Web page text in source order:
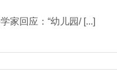
家回应：“幼儿园/ [...]